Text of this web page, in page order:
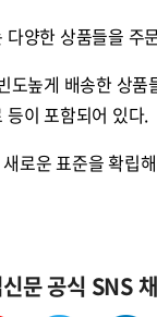
양한 상품들을 주
도높게 배송한 상
등이 포함되어 있다.
로운 표준을 확립
문 공식 SNS